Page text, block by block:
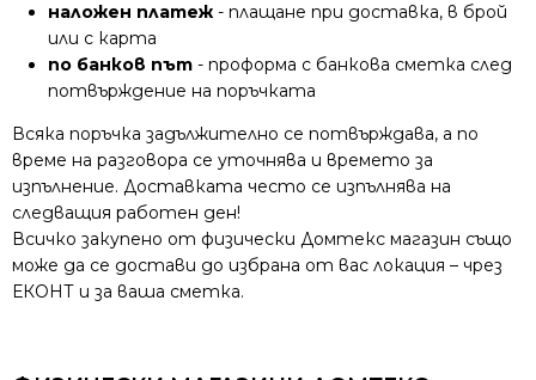
наложен платеж - плащане при доставка, в брой
или с карта
по банков път - проформа с банкова сметка след
потвърждение на поръчката
Всяка поръчка задължително се потвърждава, а по
време на разговора се уточнява и времето за
изпълнение. Доставката често се изпълнява на
следващия работен ден!
Всичко закупено от физически Домтекс магазин също
може да се достави до избрана от вас локация – чрез
ЕКОНТ и за ваша сметка.